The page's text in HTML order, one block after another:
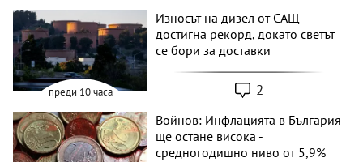
преди 10 часа
Износът на дизел от САЩ
достигна рекорд, докато светът
се бори за доставки
2
Войнов: Инфлацията в България
ще остане висока -
средногодишно ниво от 5,9%